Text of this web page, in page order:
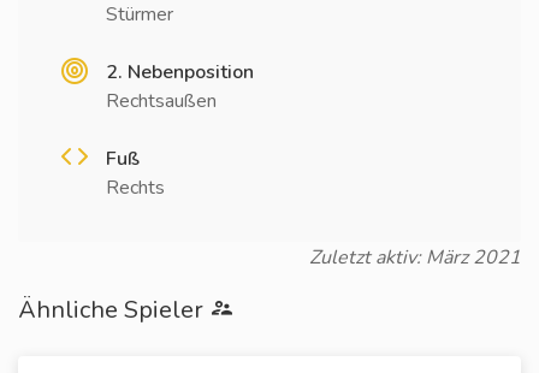
Stürmer
2. Nebenposition
Rechtsaußen
Fuß
Rechts
Zuletzt aktiv: März 2021
Ähnliche Spieler